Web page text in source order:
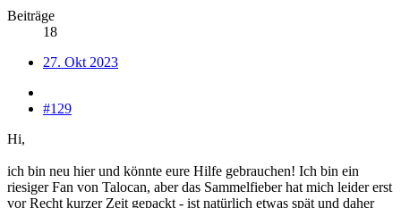
Beiträge
18
27. Okt 2023
#129
Hi,
ich bin neu hier und könnte eure Hilfe gebrauchen! Ich bin ein
riesiger Fan von Talocan, aber das Sammelfieber hat mich leider erst
vor Recht kurzer Zeit gepackt - ist natürlich etwas spät und daher